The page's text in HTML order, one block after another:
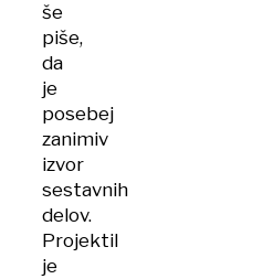
še
piše,
da
je
posebej
zanimiv
izvor
sestavnih
delov.
Projektil
je